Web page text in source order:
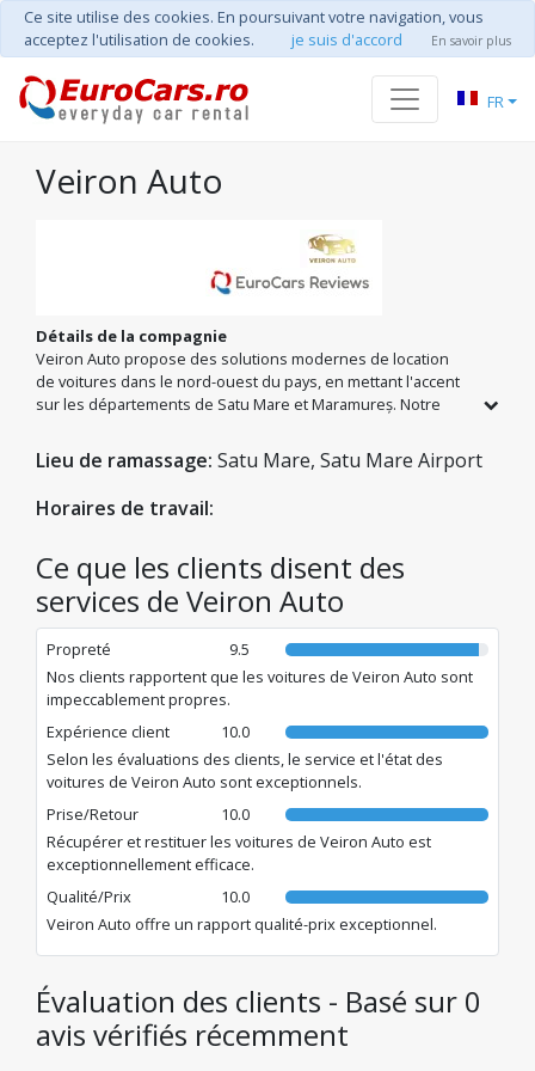
Ce site utilise des cookies. En poursuivant votre navigation, vous
acceptez l'utilisation de cookies.
je suis d'accord En savoir plus
FR
Veiron Auto
Détails de la compagnie
Veiron Auto propose des solutions modernes de location
de voitures dans le nord-ouest du pays, en mettant l'accent
sur les départements de Satu Mare et Maramureș. Notre
tarifs transparents et le kilométrage illimité pour tout type de
trajet. Avec des formalités minimales et une équipe orientée
service extrêmement rapide et efficace. Que vous soyez en
une assistance 24h/24 et 7j/7 ainsi que des formalités
réduites pour un trajet sans souci.
Lieu de ramassage: Satu Mare, Satu Mare Airport
Horaires de travail:
Ce que les clients disent des
services de Veiron Auto
Propreté
9.5
Nos clients rapportent que les voitures de Veiron Auto sont
impeccablement propres.
Expérience client
10.0
Selon les évaluations des clients, le service et l'état des
voitures de Veiron Auto sont exceptionnels.
Prise/Retour
10.0
Récupérer et restituer les voitures de Veiron Auto est
exceptionnellement efficace.
Qualité/Prix
10.0
Veiron Auto offre un rapport qualité-prix exceptionnel.
Évaluation des clients - Basé sur 0
avis vérifiés récemment